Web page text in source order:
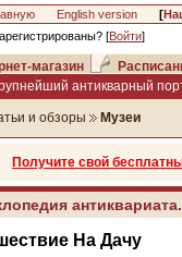
English version [
[Войти]
магазин
антикварный
и обзоры Музеи
Получите свой
На Дачу